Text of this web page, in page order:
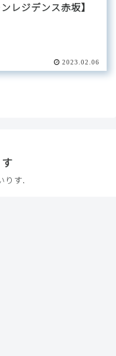
ンレジデンス赤坂】
2023.02.06
りす.